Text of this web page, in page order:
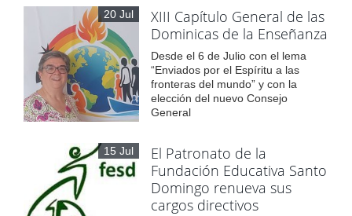
20 Jul
XIII Capítulo General de las
Dominicas de la Enseñanza
Desde el 6 de Julio con el lema
“Enviados por el Espíritu a las
fronteras del mundo” y con la
elección del nuevo Consejo
General
15 Jul
El Patronato de la
Fundación Educativa Santo
Domingo renueva sus
cargos directivos